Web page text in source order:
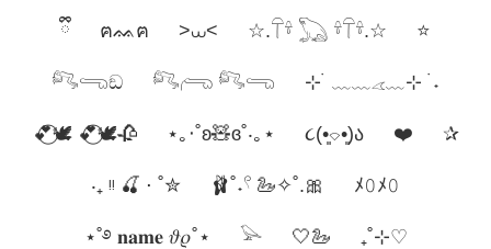
ྀི ฅᨐฅ >⩊< ☆.𓋼𓍊 𓆏 𓍊𓋼𓍊.☆ ⭐
𓀐𓂸ඞ 𓀐𓂺 𓀐𓂸 ⊹ ࣪ ﹏﹏𓂁﹏⊹ ࣪ ˖
💕⃝🕊️ 💕⃝🕊️🥀 ⋆｡‧˚ʚ🧸ɞ˚‧｡⋆ ૮(•͈⌔•͈)ა ❤️ ✰
‧₊ ᵎᵎ 🍒 ⋅ ˚✮ 🩰˚˖𓍢 🦢✧˚.🎀 ﾒ𝟶ﾒ𝟶
⋆˚࿔ 𝐧𝐚𝐦𝐞 𝜗𝜚˚⋆ 𓅪 🤍🦢 ₊˚⊹♡